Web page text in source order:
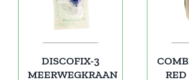
DISCOFIX-3
MEERWEGKRAAN
RED